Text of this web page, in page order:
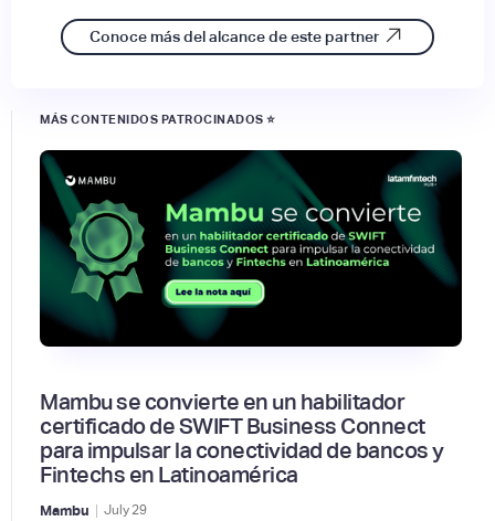
Conoce más del alcance de este partner
MÁS CONTENIDOS PATROCINADOS ⭐
Mambu se convierte en un habilitador
certificado de SWIFT Business Connect
para impulsar la conectividad de bancos y
Fintechs en Latinoamérica
Mambu | July29